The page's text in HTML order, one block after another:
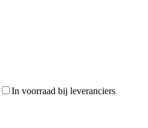
In voorraad bij leveranciers